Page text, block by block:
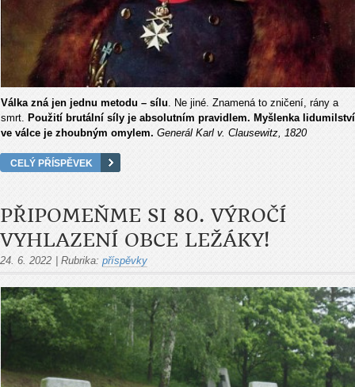
Válka zná jen jednu metodu – sílu . Ne jiné. Znamená to zničení, rány a
smrt. Použití brutální síly je absolutním pravidlem. Myšlenka lidumilství
ve válce je zhoubným omylem. Generál Karl v. Clausewitz, 1820
CELÝ PŘÍSPĚVEK
PŘIPOMEŇME SI 80. VÝROČÍ
VYHLAZENÍ OBCE LEŽÁKY!
24. 6. 2022 | Rubrika: příspěvky